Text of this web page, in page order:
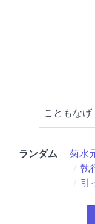
こともなげ
ランダム 菊水
執
引